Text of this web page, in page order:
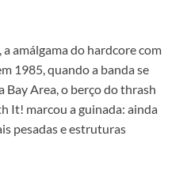
amálgama do hardcore com
1985, quando a banda se
Bay Area, o berço do thrash
It! marcou a guinada: ainda
pesadas e estruturas